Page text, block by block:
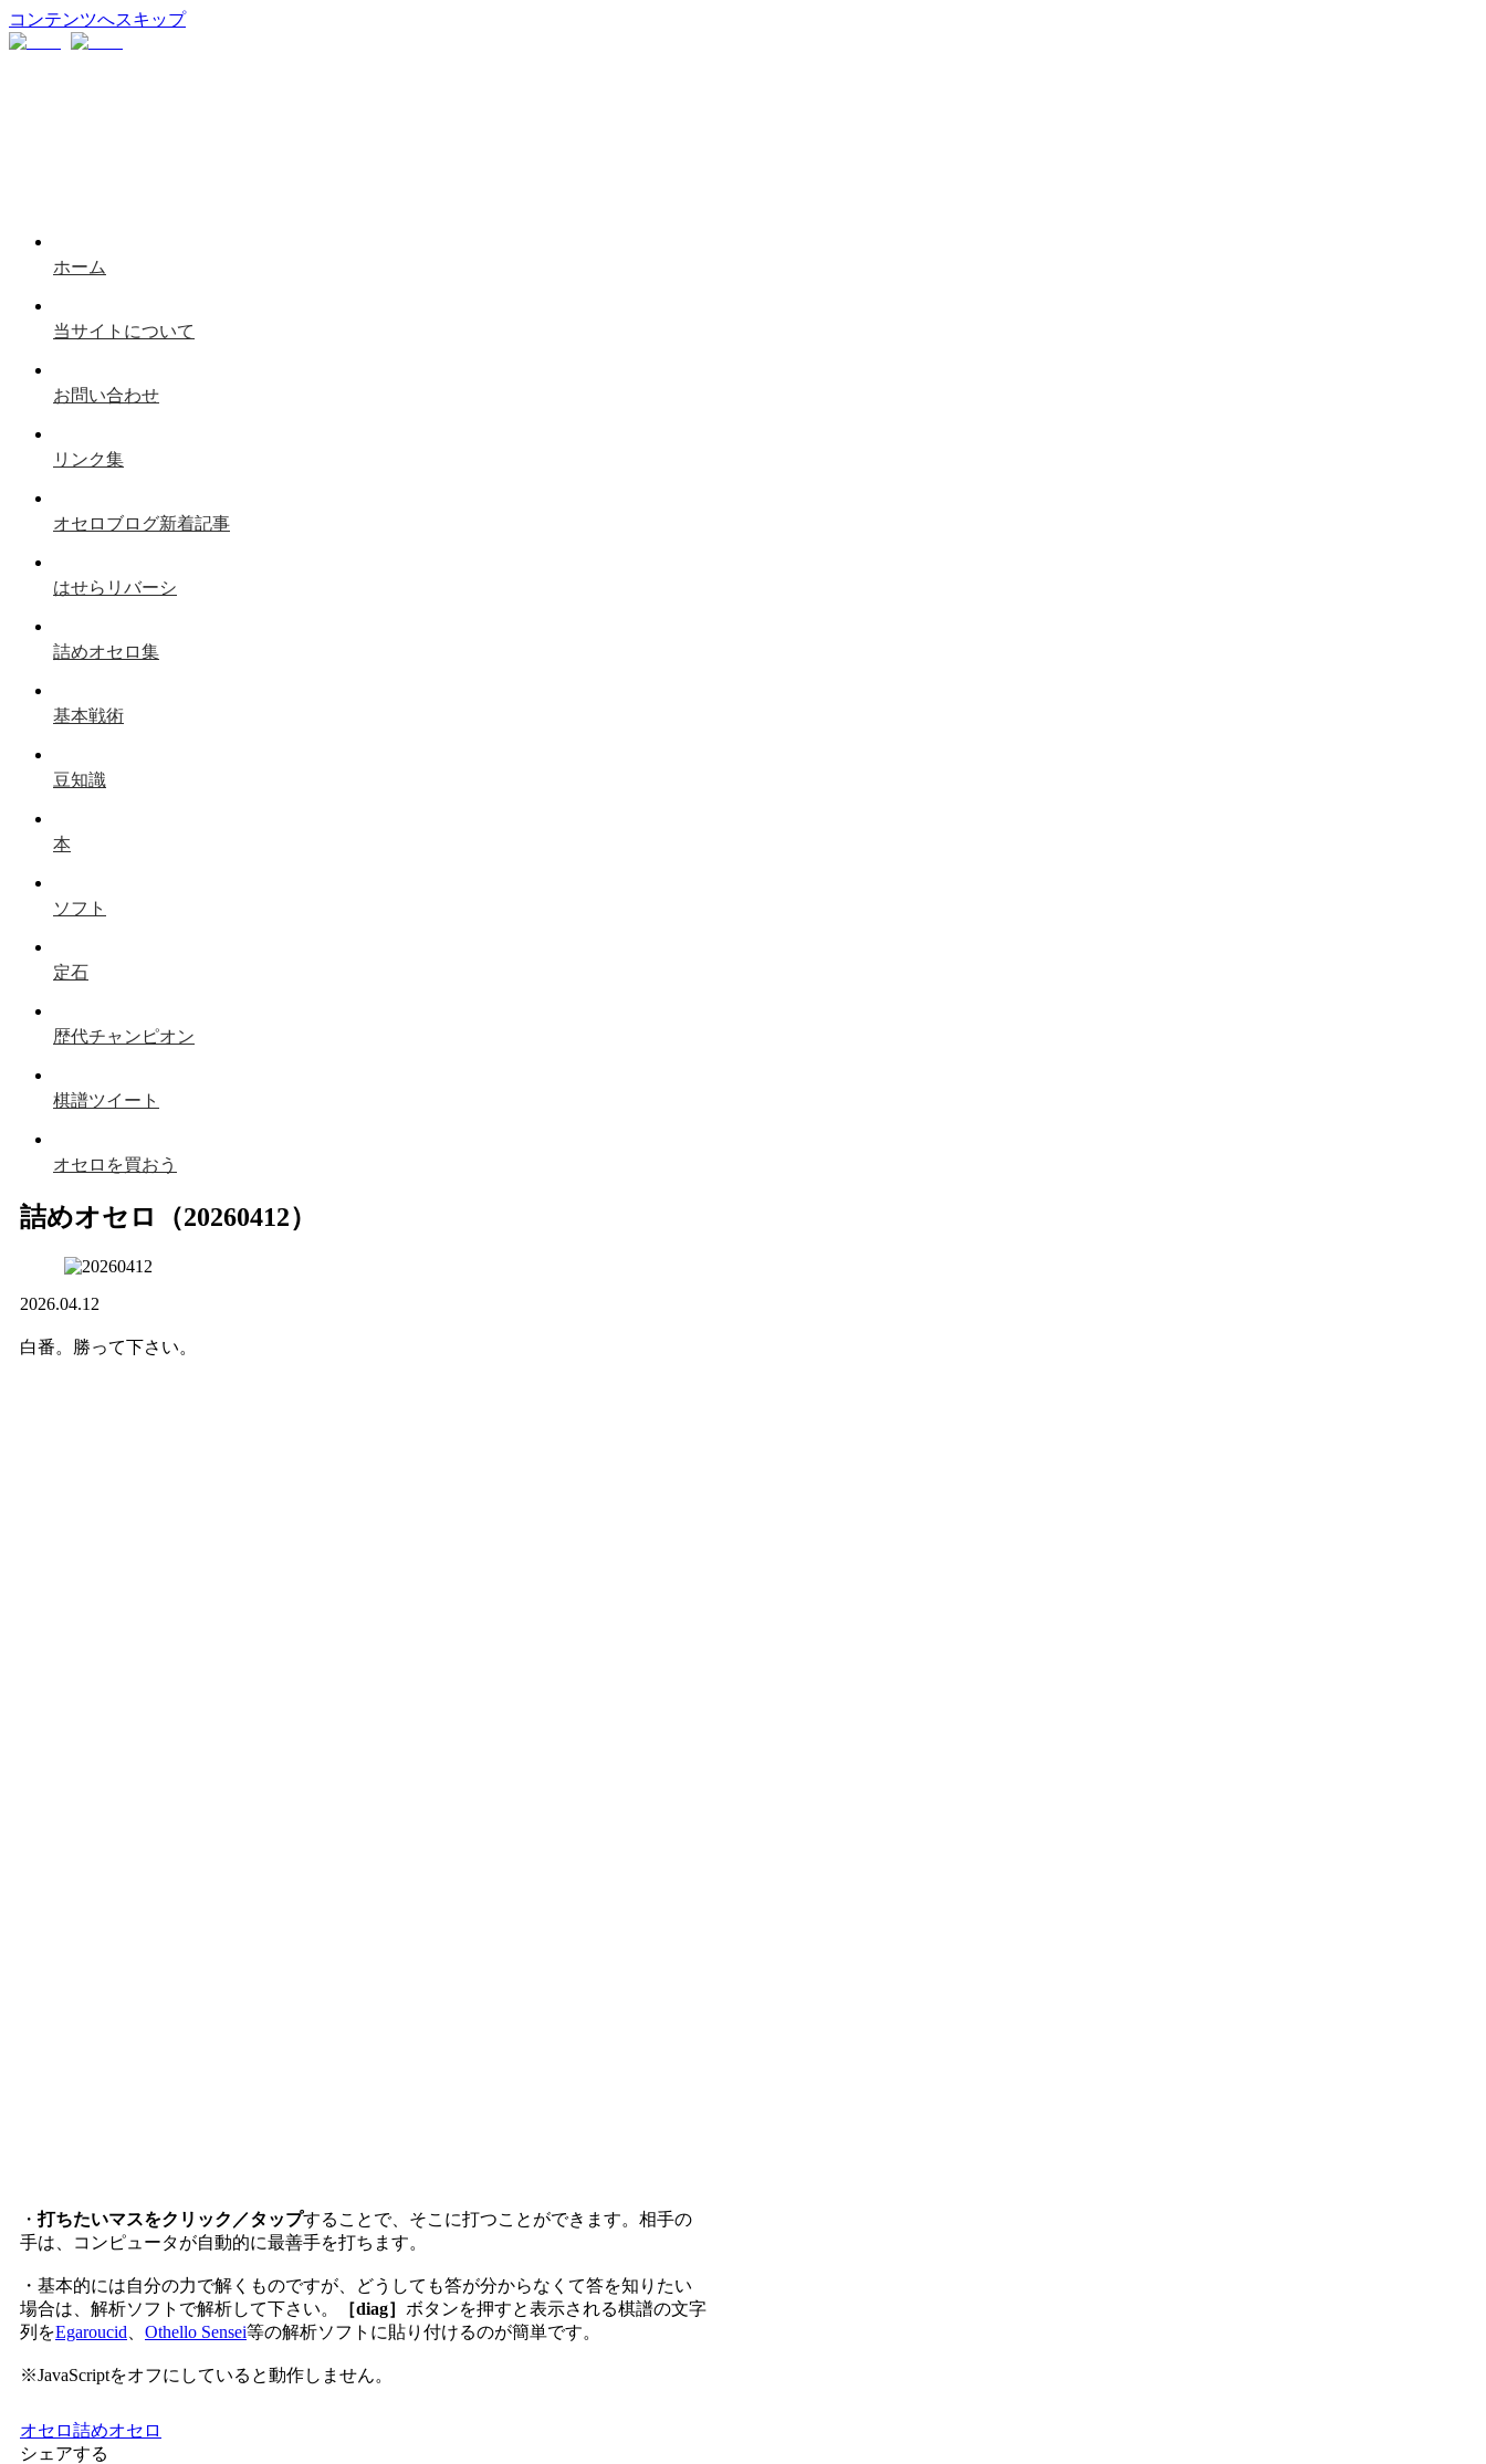
コンテンツへスキップ
ホーム
当サイトについて
お問い合わせ
リンク集
オセロブログ新着記事
はせらリバーシ
詰めオセロ集
基本戦術
豆知識
本
ソフト
定石
歴代チャンピオン
棋譜ツイート
オセロを買おう
詰めオセロ（20260412）
2026.04.12
白番。勝って下さい。
・打ちたいマスをクリック／タップすることで、そこに打つことができます。相手の
手は、コンピュータが自動的に最善手を打ちます。
・基本的には自分の力で解くものですが、どうしても答が分からなくて答を知りたい
場合は、解析ソフトで解析して下さい。
［diag］ ボタンを押すと表示される棋譜の文字
列をEgaroucid Othello Sensei等の解析ソフトに貼り付けるのが簡単です。
※JavaScriptをオフにしていると動作しません。
オセロ詰めオセロ
シェアする